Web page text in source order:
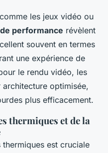
les jeux vidéo ou
performance révèlent
souvent en termes
une expérience de
le rendu vidéo, les
optimisée,
plus efficacement.
thermiques et de la
est cruciale